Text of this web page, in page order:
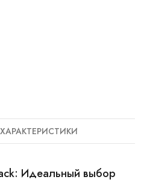
ХАРАКТЕРИСТИКИ
Идеальный выбор